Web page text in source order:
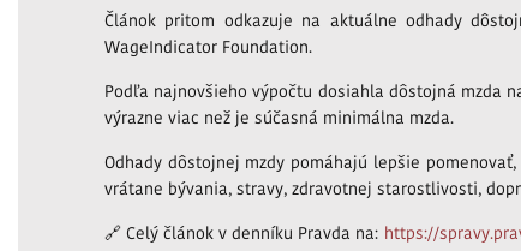
Článok pritom odkazuje na aktuálne odhady
WageIndicator Foundation.
Podľa najnovšieho výpočtu dosiahla dôstojná mzda
výrazne viac než je súčasná minimálna mzda.
Odhady dôstojnej mzdy pomáhajú lepšie
vrátane bývania, stravy, zdravotnej starostlivosti,
🔗 Celý článok v denníku Pravda na: https://